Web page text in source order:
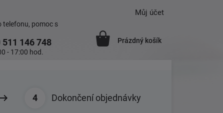
telefonu, pomoc s
511 146 748
- 17:00 hod.
Můj účet
Prázdný košík
Dokončení objednávky